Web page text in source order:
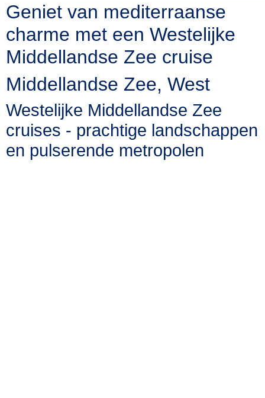
Geniet van mediterraanse
charme met een Westelijke
Middellandse Zee cruise
Middellandse Zee, West
Westelijke Middellandse Zee
cruises - prachtige landschappen
en pulserende metropolen